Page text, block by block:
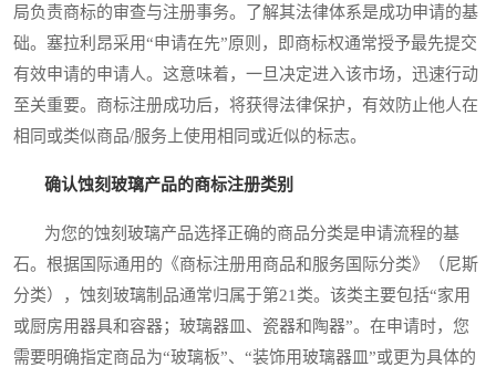
局负责商标的审查与注册事务。了解其法律体系是成功申请的基
础。塞拉利昂采用“申请在先”原则，即商标权通常授予最先提交
有效申请的申请人。这意味着，一旦决定进入该市场，迅速行动
至关重要。商标注册成功后，将获得法律保护，有效防止他人在
相同或类似商品/服务上使用相同或近似的标志。
确认蚀刻玻璃产品的商标注册类别
为您的蚀刻玻璃产品选择正确的商品分类是申请流程的基
石。根据国际通用的《商标注册用商品和服务国际分类》（尼斯
分类），蚀刻玻璃制品通常归属于第21类。该类主要包括“家用
或厨房用器具和容器；玻璃器皿、瓷器和陶器”。在申请时，您
需要明确指定商品为“玻璃板”、“装饰用玻璃器皿”或更为具体的